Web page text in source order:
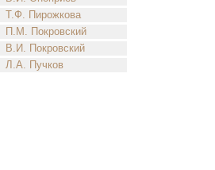
Т.Ф. Пирожкова
П.М. Покровский
В.И. Покровский
Л.А. Пучков